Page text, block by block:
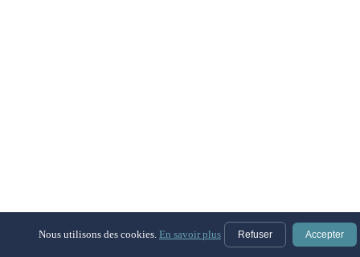
Nous utilisons des cookies. En savoir plus Refuser Accepter